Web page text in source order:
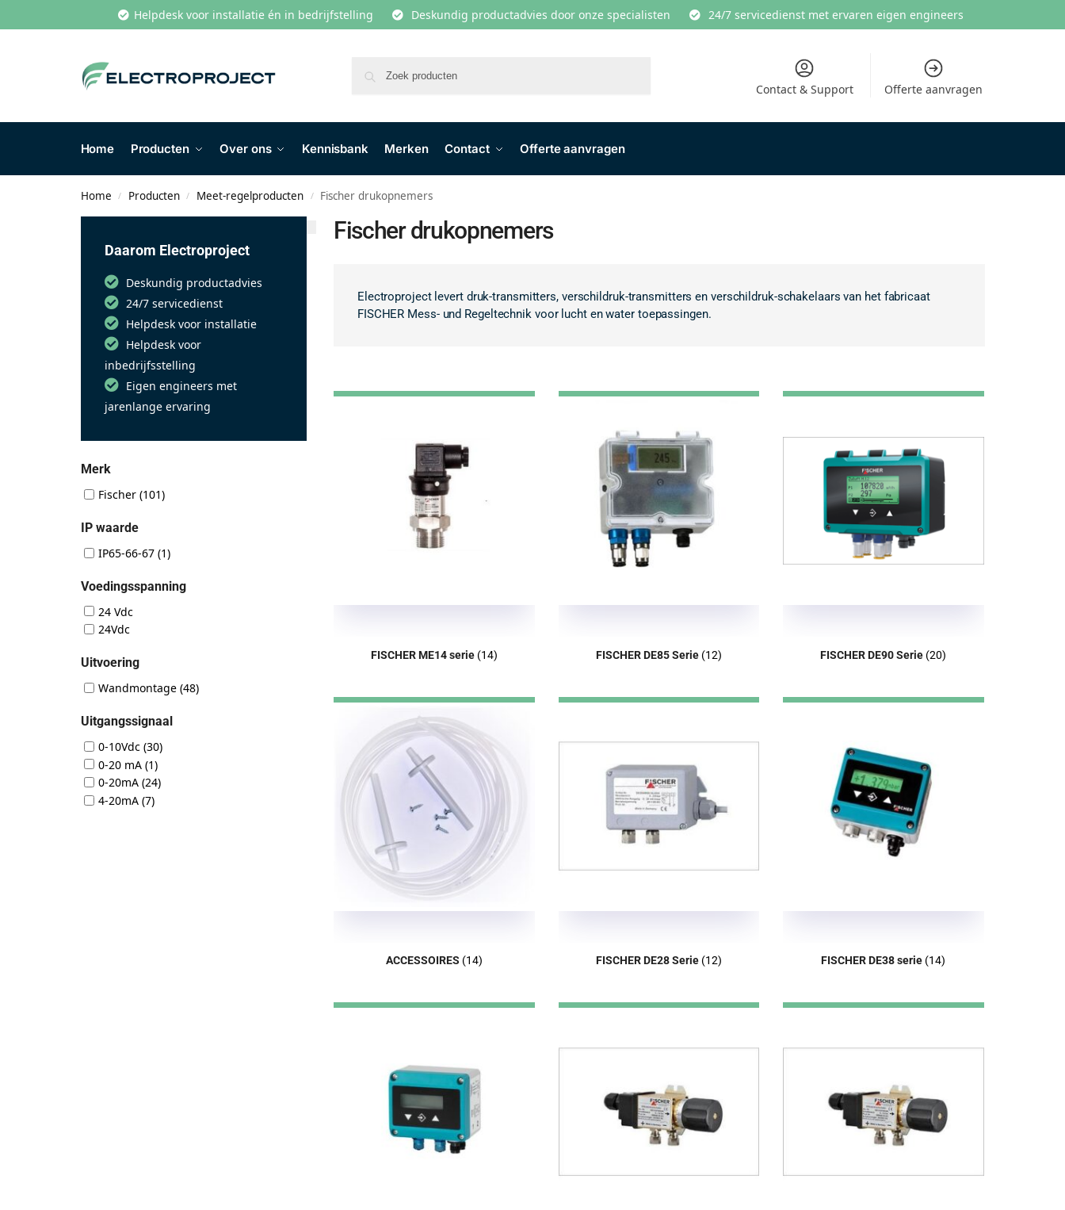
Helpdesk voor installatie én in bedrijfstelling Deskundig productadvies door onze specialisten 24/7 servicedienst met ervaren eigen engineers
Contact & Support Offerte aanvragen
Home Producten Over ons Kennisbank Merken Contact Offerte aanvragen
Home / Producten / Meet-regelproducten / Fischer drukopnemers
Fischer drukopnemers
Electroproject levert druk-transmitters, verschildruk-transmitters en verschildruk-schakelaars van het fabricaat
FISCHER Mess- und Regeltechnik voor lucht en water toepassingen.
FISCHER ME14 serie (14) FISCHER DE85 Serie (12) FISCHER DE90 Serie (20)
ACCESSOIRES (14) FISCHER DE28 Serie (12) FISCHER DE38 serie (14)
Daarom Electroproject
Deskundig productadvies
24/7 servicedienst
Helpdesk voor installatie
Helpdesk voor
inbedrijfsstelling
Eigen engineers met
jarenlange ervaring
Merk
Fischer(101)
IP waarde
IP65-66-67(1)
Voedingsspanning
24 Vdc
24Vdc
Uitvoering
Wandmontage(48)
Uitgangssignaal
0-10Vdc(30)
0-20 mA(1)
0-20mA(24)
4-20mA(7)